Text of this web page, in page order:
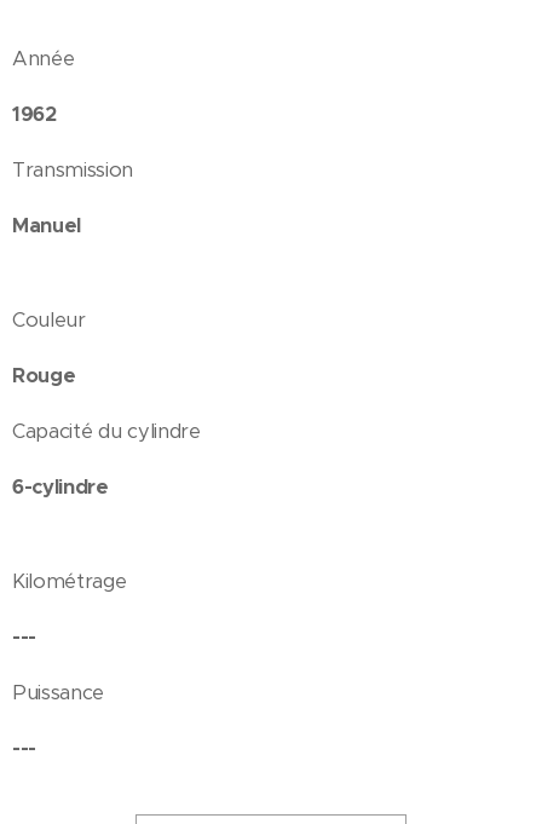
Année
1962
Transmission
Manuel
Couleur
Rouge
Capacité du cylindre
6-cylindre
Kilométrage
---
Puissance
---